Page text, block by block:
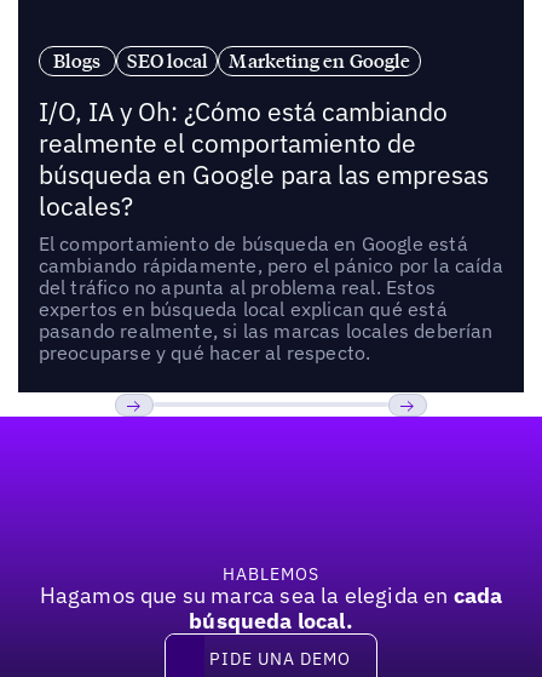
Blogs SEO local Marketing en Google
I/O, IA y Oh: ¿Cómo está cambiando
realmente el comportamiento de
búsqueda en Google para las empresas
locales?
El comportamiento de búsqueda en Google está
cambiando rápidamente, pero el pánico por la caída
del tráfico no apunta al problema real. Estos
expertos en búsqueda local explican qué está
pasando realmente, si las marcas locales deberían
preocuparse y qué hacer al respecto.
HABLEMOS
Hagamos que su marca sea la elegida en cada
búsqueda local.
PIDE UNA DEMO